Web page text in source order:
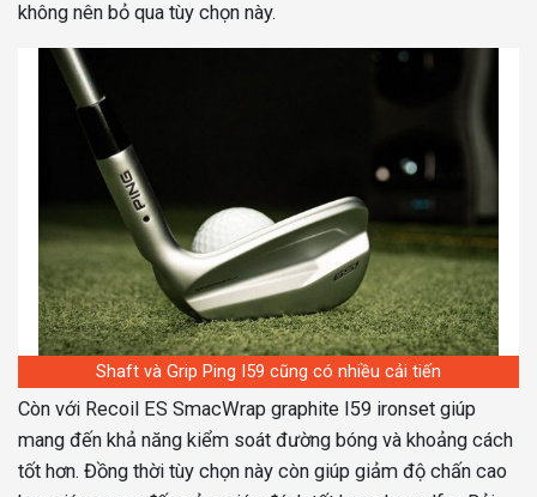
không nên bỏ qua tùy chọn này.
Shaft và Grip Ping I59 cũng có nhiều cải tiến
Còn với Recoil ES SmacWrap graphite I59 ironset giúp
mang đến khả năng kiểm soát đường bóng và khoảng cách
tốt hơn. Đồng thời tùy chọn này còn giúp giảm độ chấn cao